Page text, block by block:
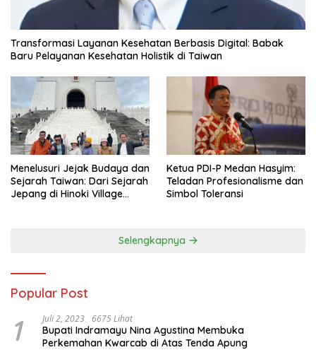
Transformasi Layanan Kesehatan Berbasis Digital: Babak
Baru Pelayanan Kesehatan Holistik di Taiwan
Menelusuri Jejak Budaya dan
Sejarah Taiwan: Dari Sejarah
Jepang di Hinoki Village
Ketua PDI-P Medan Hasyim:
Teladan Profesionalisme dan
Simbol Toleransi
Selengkapnya
Popular Post
1 Juli 2, 2023 6675 Lihat
Bupati Indramayu Nina Agustina Membuka
Perkemahan Kwarcab di Atas Tenda Apung